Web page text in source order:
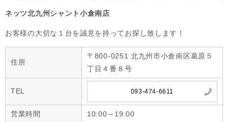
ネッツ北九州シャント小倉南店
お客様の大切な１台を誠意を持ってお探し致します！
住所
〒800-0251 北九州市小倉南区葛原５
丁目４番８号
TEL 093-474-6611
営業時間 10:00～19:00